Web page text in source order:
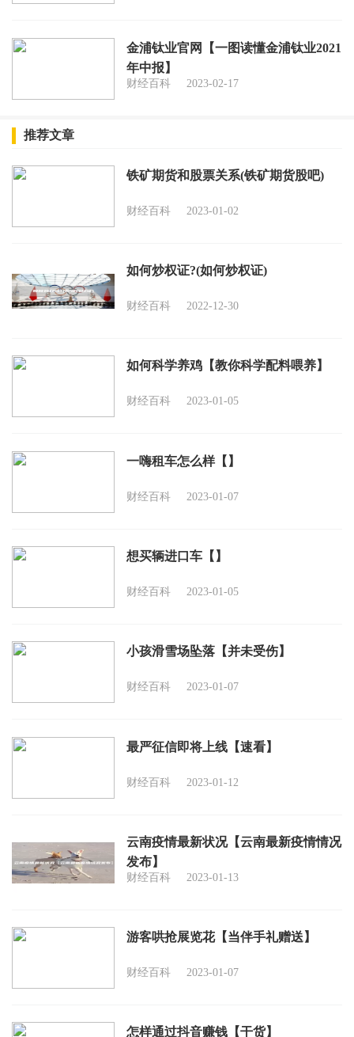
金浦钛业官网【一图读懂金浦钛业2021
年中报】
财经百科 2023-02-17
推荐文章
铁矿期货和股票关系(铁矿期货股吧)
财经百科 2023-01-02
如何炒权证?(如何炒权证)
财经百科 2022-12-30
如何科学养鸡【教你科学配料喂养】
财经百科 2023-01-05
一嗨租车怎么样【】
财经百科 2023-01-07
想买辆进口车【】
财经百科 2023-01-05
小孩滑雪场坠落【并未受伤】
财经百科 2023-01-07
最严征信即将上线【速看】
财经百科 2023-01-12
云南疫情最新状况【云南最新疫情情况
发布】
财经百科 2023-01-13
游客哄抢展览花【当伴手礼赠送】
财经百科 2023-01-07
怎样通过抖音赚钱【干货】